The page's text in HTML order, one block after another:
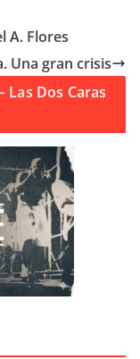
A. Flores
Una gran crisis
Las Dos Caras